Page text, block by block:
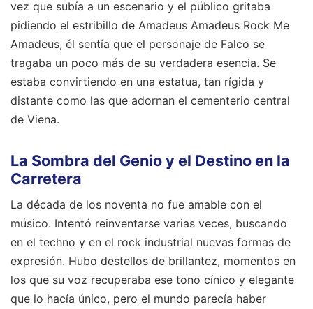
vez que subía a un escenario y el público gritaba
pidiendo el estribillo de Amadeus Amadeus Rock Me
Amadeus, él sentía que el personaje de Falco se
tragaba un poco más de su verdadera esencia. Se
estaba convirtiendo en una estatua, tan rígida y
distante como las que adornan el cementerio central
de Viena.
La Sombra del Genio y el Destino en la
Carretera
La década de los noventa no fue amable con el
músico. Intentó reinventarse varias veces, buscando
en el techno y en el rock industrial nuevas formas de
expresión. Hubo destellos de brillantez, momentos en
los que su voz recuperaba ese tono cínico y elegante
que lo hacía único, pero el mundo parecía haber